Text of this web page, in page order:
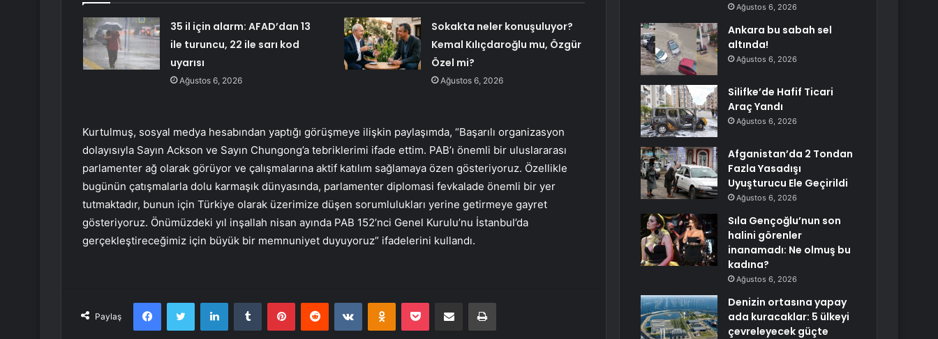
35 il için alarm: AFAD’dan 13
ile turuncu, 22 ile sarı kod
uyarısı
Ağustos 6, 2026
Sokakta neler konuşuluyor?
Kemal Kılıçdaroğlu mu, Özgür
Özel mi?
Ağustos 6, 2026
Kurtulmuş, sosyal medya hesabından yaptığı görüşmeye ilişkin paylaşımda, “Başarılı organizasyon
dolayısıyla Sayın Ackson ve Sayın Chungong’a tebriklerimi ifade ettim. PAB’ı önemli bir uluslararası
parlamenter ağ olarak görüyor ve çalışmalarına aktif katılım sağlamaya özen gösteriyoruz. Özellikle
bugünün çatışmalarla dolu karmaşık dünyasında, parlamenter diplomasi fevkalade önemli bir yer
tutmaktadır, bunun için Türkiye olarak üzerimize düşen sorumlulukları yerine getirmeye gayret
gösteriyoruz. Önümüzdeki yıl inşallah nisan ayında PAB 152’nci Genel Kurulu’nu İstanbul’da
gerçekleştireceğimiz için büyük bir memnuniyet duyuyoruz” ifadelerini kullandı.
Paylaş
FacebookTwitter LinkedInTumblr PinterestReddit VKontakteOdnoklassniki
Pocket E-Posta ile paylaş Yazdır
Ağustos 6, 2026
Ankara bu sabah sel
altında!
Ağustos 6, 2026
Silifke’de Hafif Ticari
Araç Yandı
Ağustos 6, 2026
Afganistan’da 2 Tondan
Fazla Yasadışı
Uyuşturucu Ele Geçirildi
Ağustos 6, 2026
Sıla Gençoğlu’nun son
halini görenler
inanamadı: Ne olmuş bu
kadına?
Ağustos 6, 2026
Denizin ortasına yapay
ada kuracaklar: 5 ülkeyi
çevreleyecek güçte